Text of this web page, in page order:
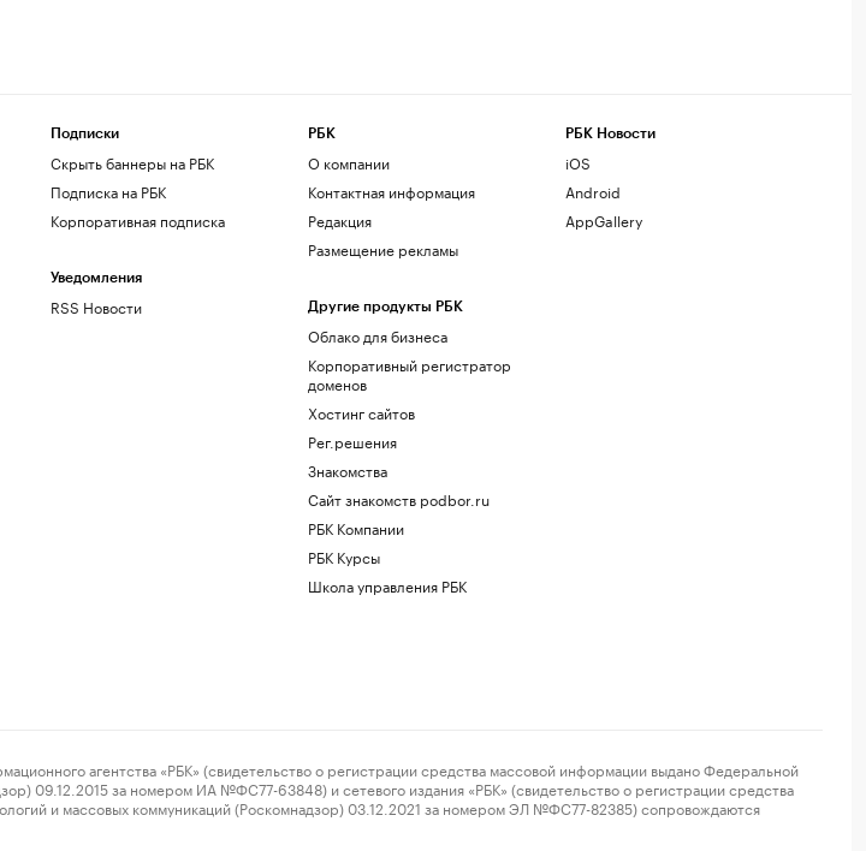
Подписки
Скрыть баннеры на РБК
Подписка на РБК
Корпоративная подписка
Уведомления
RSS Новости
РБК
О компании
Контактная информация
Редакция
Размещение рекламы
Другие продукты РБК
Облако для бизнеса
Корпоративный регистратор
доменов
Хостинг сайтов
Рег.решения
Знакомства
Сайт знакомств podbor.ru
РБК Компании
РБК Курсы
Школа управления РБК
РБК Новости
iOS
Android
AppGallery
агентства «РБК» (свидетельство о регистрации средства массовой информации выдано Федеральной
09.12.2015 за номером ИА №ФС77-63848) и сетевого издания «РБК» (свидетельство о регистрации средства
и массовых коммуникаций (Роскомнадзор) 03.12.2021 за номером ЭЛ №ФС77-82385) сопровождаются